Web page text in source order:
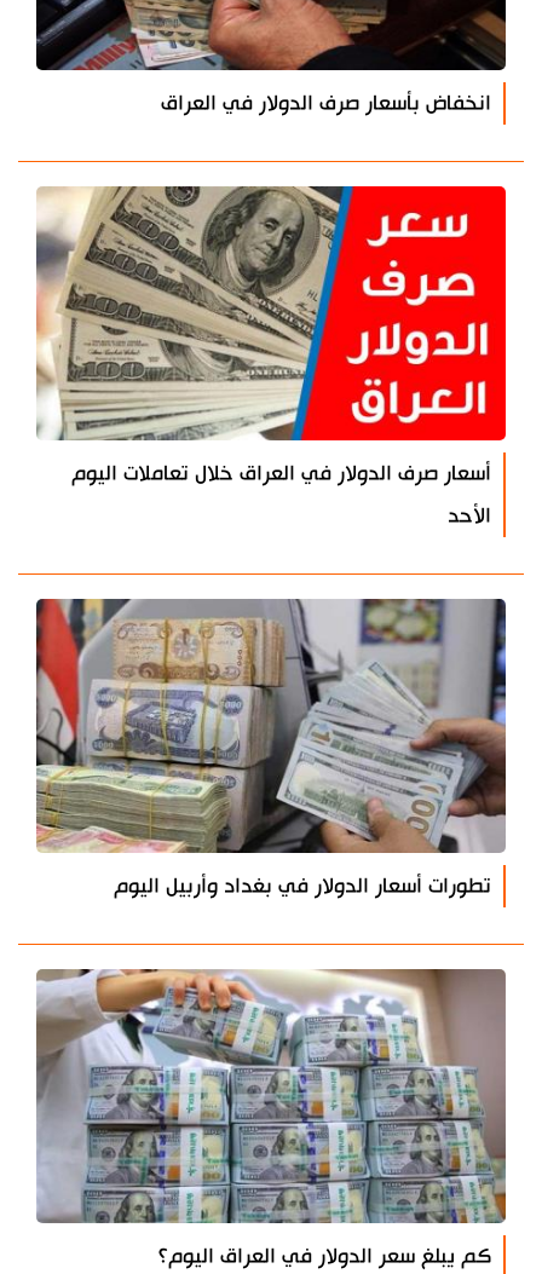
انخفاض بأسعار صرف الدولار في العراق
أسعار صرف الدولار في العراق خلال تعاملات اليوم
الأحد
تطورات أسعار الدولار في بغداد وأربيل اليوم
كم يبلغ سعر الدولار في العراق اليوم؟